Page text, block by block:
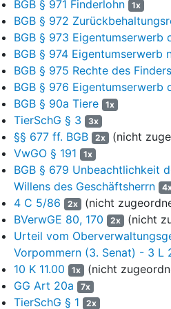
Beklagte am 25. Juni 2008 mit
und Umgebung e. V. - TSV
diesem Vertrag verpflichtete sich
dem Gemeindegebiet der
aufzunehmen, artgerecht
Weiterleitung zu verwahren. Im
Einwohner der Beklagten durch
Zeitung“, dem amtlichen
sowie auf der Homepage der
der Tierschutzverein Gießen für
Beklagten aufgefundenen
Einigung über die vom
Entschädigung für die durch
Versorgung und ärztliche
der Beklagten in den Jahren
„Fundtiere“ konnte in der
4
Mit Schreiben vom 27.
die Beklagte zum Ersatz seiner
Jahren 2007 und 2008
BGB § 971 Finderlohn 1x
BGB § 972
BGB § 973 Eigentumserwerb
BGB § 974 Eigentumserwerb
BGB § 975 Rechte des
BGB § 976 Eigentumserwerb
BGB § 90a Tiere 1x
TierSchG § 3 3x
§§ 677 ff. BGB 2x (nicht
VwGO § 191
1x
BGB § 679 Unbeachtlichkeit
Willens des Geschäftsherrn
4 C 5/86 2x (nicht
BVerwGE 80, 170
2x (nicht
Urteil vom
Vorpommern (3. Senat) - 3 L
10 K 11.00 1x (nicht
GG Art 20a
7x
TierSchG § 1 2x